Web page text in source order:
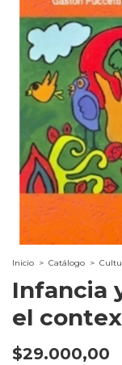
Inicio > Catálogo >
Infancia
el
$29.000,00